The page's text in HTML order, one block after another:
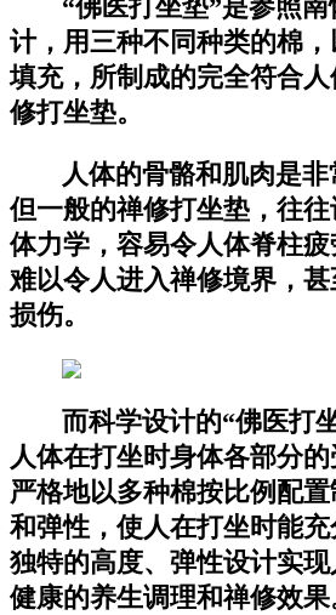
“佛医打坐垫”是参照
计，用三种不同种类的棉
填充，所制成的完全符合
修打坐垫。
人体的骨骼和肌肉是非
但一般的禅修打坐垫，往
体力学，容易令人体脊柱疲
难以令人进入禅修境界，
损伤。
而科学设计的“佛医打
人体在打坐时身体各部分
严格地以多种棉按比例配
和弹性，使人在打坐时能
独特的高度、弹性设计实
健康的养生调理和禅修效果